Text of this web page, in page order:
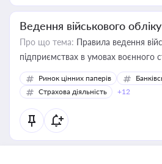
Ведення військового
Про що тема: Правила ведення
підприємствах в умовах воєнного
Ринок цінних паперів
Страхова діяльність
+12